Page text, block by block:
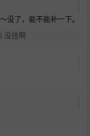
没了，能不能补一下。
没挂啊